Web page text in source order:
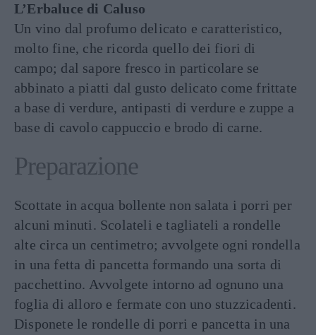
L’Erbaluce di Caluso
Un vino dal profumo delicato e caratteristico,
molto fine, che ricorda quello dei fiori di
campo; dal sapore fresco in particolare se
abbinato a piatti dal gusto delicato come frittate
a base di verdure, antipasti di verdure e zuppe a
base di cavolo cappuccio e brodo di carne.
Preparazione
Scottate in acqua bollente non salata i porri per
alcuni minuti. Scolateli e tagliateli a rondelle
alte circa un centimetro; avvolgete ogni rondella
in una fetta di pancetta formando una sorta di
pacchettino. Avvolgete intorno ad ognuno una
foglia di alloro e fermate con uno stuzzicadenti.
Disponete le rondelle di porri e pancetta in una